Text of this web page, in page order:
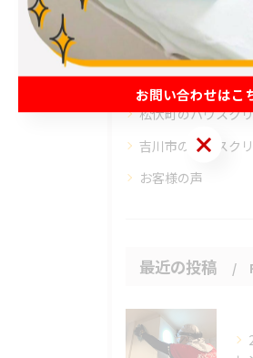
エアコン
春日部市のハウス
草加市のハウスク
松伏町のハウスク
吉川市のハウスク
お客様の声
最近の投稿
お問い合わせはこ
お問い合わせはこ